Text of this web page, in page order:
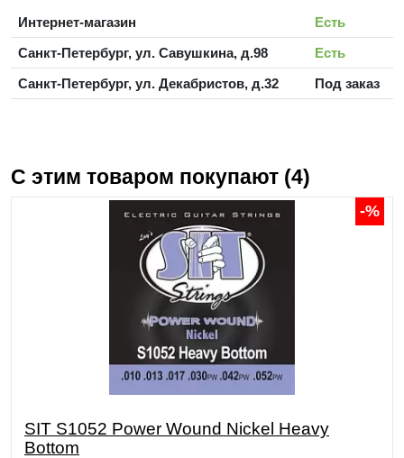
Интернет-магазин
Есть
Санкт-Петербург, ул. Савушкина, д.98
Есть
Санкт-Петербург, ул. Декабристов, д.32
Под заказ
С этим товаром покупают (4)
-%
SIT S1052 Power Wound Nickel Heavy
Bottom